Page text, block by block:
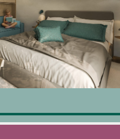
Ofenfrischer
Semmelknödel und
deftiger Schörhof-Genuss
In den Warenkorb Details